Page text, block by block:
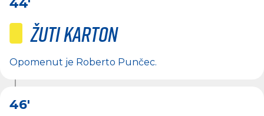
44'
Žuti karton
Opomenut je Roberto Punčec.
46'